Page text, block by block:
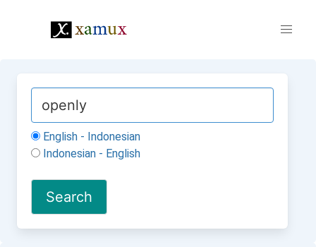
English - Indonesian
Indonesian - English